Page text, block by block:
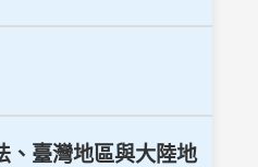
、臺灣地區與大陸地